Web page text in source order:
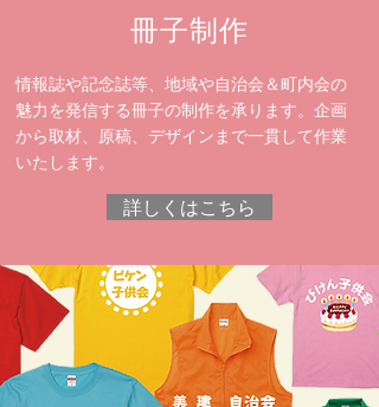
冊子制作
情報誌や記念誌等、地域や自治会＆町内会の
魅力を発信する冊子の制作を承ります。企画
から取材、原稿、デザインまで一貫して作業
いたします。
詳しくはこちら